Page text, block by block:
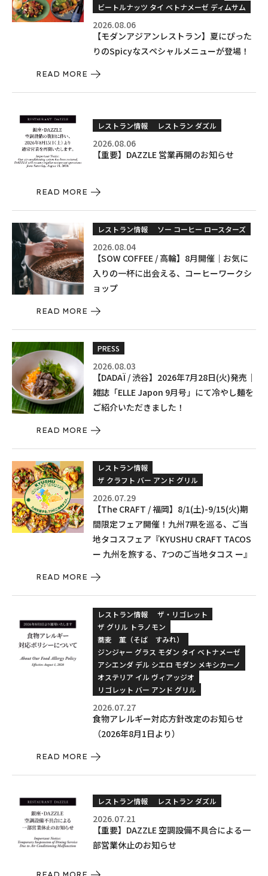
ビートルナッツ タイ ベトナメーゼ ディムサム
2026.08.06
【モダンアジアンレストラン】夏にぴった
りのSpicyなスペシャルメニューが登場！
READ MORE
レストラン情報 レストラン ダズル
2026.08.06
【重要】DAZZLE 営業再開のお知らせ
READ MORE
レストラン情報 ソー コーヒー ロースターズ
2026.08.04
【SOW COFFEE / 高輪】8月開催｜お気に
入りの一杯に出会える、コーヒーワークシ
ョップ
READ MORE
PRESS
2026.08.03
【DADAÏ / 渋谷】2026年7月28日(火)発売｜
雑誌「ELLE Japon 9月号」にて冷やし麺を
ご紹介いただきました！
READ MORE
レストラン情報
ザ クラフト バー アンド グリル
2026.07.29
【The CRAFT / 福岡】8/1(土)-9/15(火)期
間限定フェア開催！九州7県を巡る、ご当
地タコスフェア『KYUSHU CRAFT TACOS
ー 九州を旅する、7つのご当地タコス ー』
READ MORE
レストラン情報
ザ・リゴレット
ザ グリル トラノモン
蕎麦 菫（そば すみれ）
ジンジャー グラス モダン タイ ベトナメーゼ
アシエンダ デル シエロ モダン メキシカーノ
オステリア イル ヴィアッジオ
リゴレット バー アンド グリル
2026.07.27
食物アレルギー対応方針改定のお知らせ
（2026年8月1日より）
READ MORE
レストラン情報 レストラン ダズル
2026.07.21
【重要】DAZZLE 空調設備不具合による一
部営業休止のお知らせ